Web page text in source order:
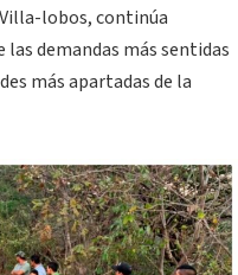
lobos, continúa
las demandas más sentidas
más apartadas de la